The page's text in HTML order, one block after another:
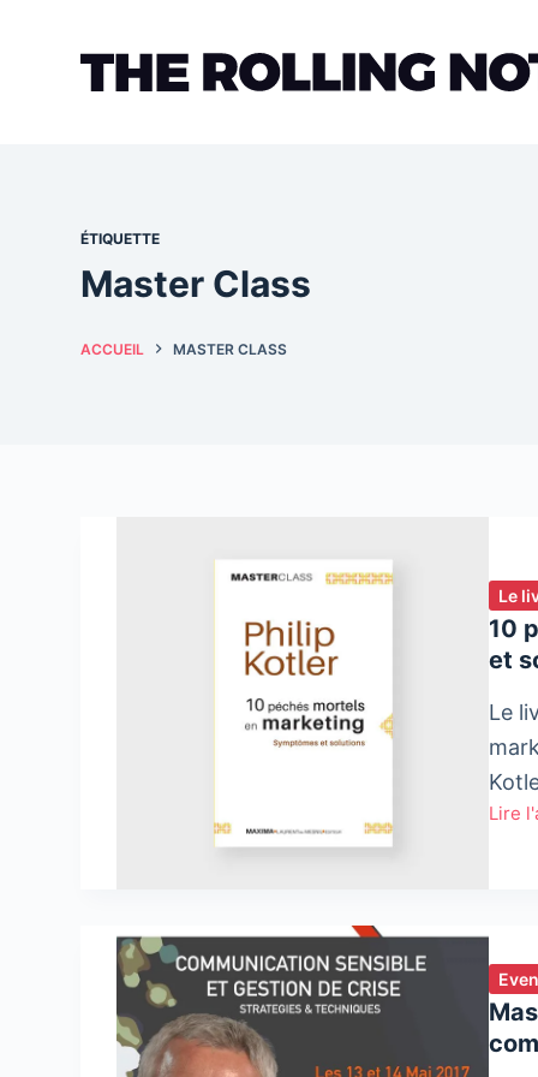
ÉTIQUETTE
Master Class
ACCUEIL MASTER CLASS
Le
10
et
Le
Lire
10
:
et